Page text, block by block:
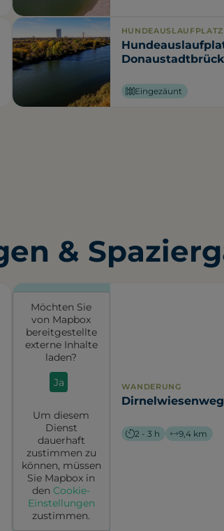
HUNDEAUSLAUFPLATZ
Eingezäunt
&
Möchten Sie
von Mapbox
bereitgestellte
externe Inhalte
laden?
Ja
Um diesem
Dienst
dauerhaft
zustimmen zu
können, müssen
Sie Mapbox in
denCookie-
Einstellungen
zustimmen.
WANDERUNG
Dirnelwiesenweg
2 - 3 h 9,4 km